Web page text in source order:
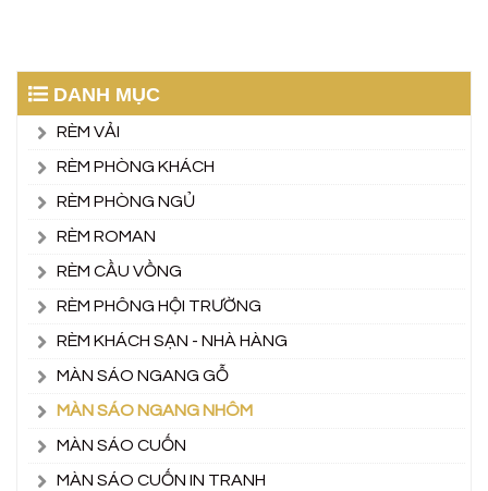
DANH MỤC
RÈM VẢI
RÈM PHÒNG KHÁCH
RÈM PHÒNG NGỦ
RÈM ROMAN
RÈM CẦU VỒNG
RÈM PHÔNG HỘI TRƯỜNG
RÈM KHÁCH SẠN - NHÀ HÀNG
MÀN SÁO NGANG GỖ
MÀN SÁO NGANG NHÔM
MÀN SÁO CUỐN
MÀN SÁO CUỐN IN TRANH